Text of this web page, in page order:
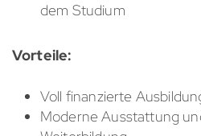
dem Studium
Vorteile:
Voll finanzierte
Moderne Ausstattung